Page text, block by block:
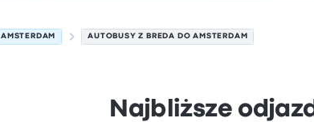
AMSTERDAM AUTOBUSY Z BREDA DO AMSTERDAM
Najbliższe